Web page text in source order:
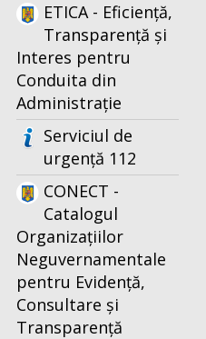
ETICA - Eficiență,
Transparență și
Interes pentru
Conduita din
Administrație
Serviciul de
urgență 112
CONECT -
Catalogul
Organizațiilor
Neguvernamentale
pentru Evidență,
Consultare și
Transparență